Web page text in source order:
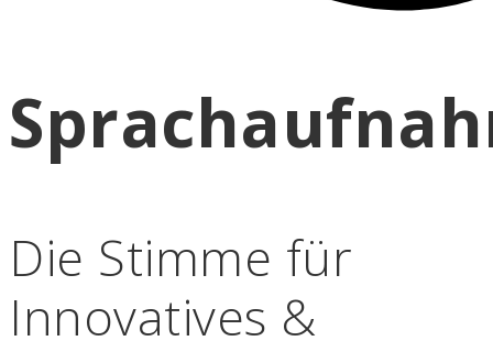
Die Stimme für
Innovatives &